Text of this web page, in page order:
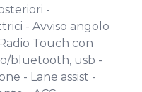
-
- Avviso angolo
Touch con
bluetooth, usb -
- Lane assist -